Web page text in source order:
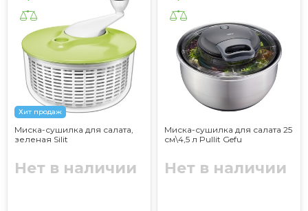
Хит продаж
Миска-сушилка для салата,
зеленая Silit
Нет в наличии
Миска-сушилка для салата 25
см\4,5 л Pullit Gefu
Нет в наличии